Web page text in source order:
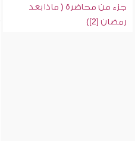
جزء من محاضرة ( ماذا بعد
رمضان [2])